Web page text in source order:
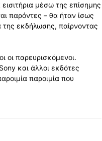
μέσω της επίσημης
παρόντες – θα ήταν ίσως
εκδήλωσης, παίρνοντας
οι παρευρισκόμενοι.
και άλλοι εκδότες
παροιμία που